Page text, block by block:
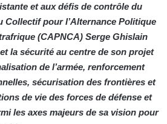
et aux défis de contrôle du
Collectif pour l’Alternance Politique
(CAPNCA) Serge Ghislain
la sécurité au centre de son projet
de l’armée, renforcement
sécurisation des frontières et
de vie des forces de défense et
les axes majeurs de sa vision pour